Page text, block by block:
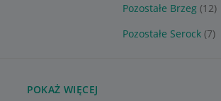
Pozostałe Brzeg (12)
Pozostałe Serock (7)
POKAŻ WIĘCEJ